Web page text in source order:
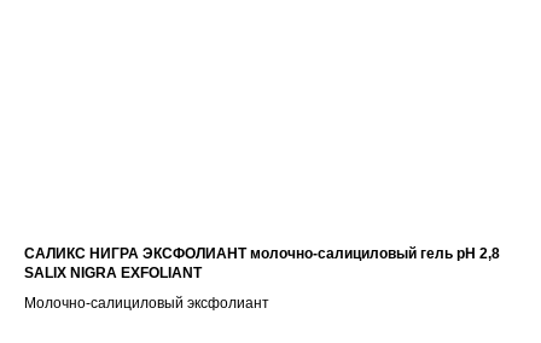
САЛИКС НИГРА ЭКСФОЛИАНТ молочно-салициловый гель рН 2,8
SALIX NIGRA EXFOLIANT
Молочно-салициловый эксфолиант